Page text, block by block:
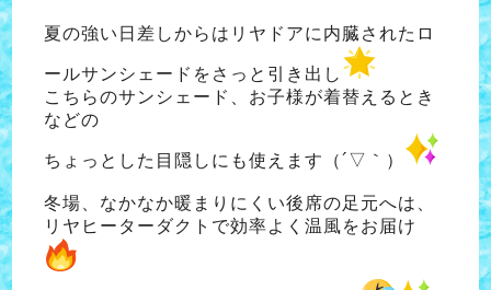
夏の強い日差しからはリヤドアに内臓された ロ
ールサンシェードをさっと引き出し
こちらのサンシェード、お子様が着替えるとき
などの
ちょっとした目隠しにも使えます（´▽｀）
冬場、なかなか暖まりにくい後席の足元へは、
リヤヒーターダクトで効率よく温風をお届け